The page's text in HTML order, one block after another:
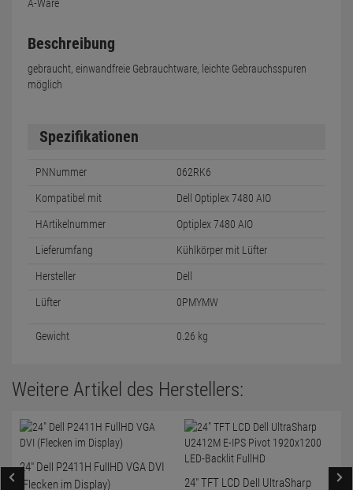
A-Ware
Beschreibung
gebraucht, einwandfreie Gebrauchtware, leichte Gebrauchsspuren
möglich
Spezifikationen
PNNummer 062RK6
Kompatibel mit Dell Optiplex 7480 AIO
HArtikelnummer Optiplex 7480 AIO
Lieferumfang Kühlkörper mit Lüfter
Hersteller Dell
Lüfter 0PMYMW
Gewicht 0.26 kg
Weitere Artikel des Herstellers:
24" Dell P2411H FullHD VGA DVI
(Flecken im Display)
24" TFT LCD Dell UltraSharp